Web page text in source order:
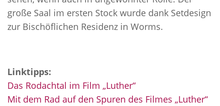
große Saal im ersten Stock wurde dank Setdesign
zur Bischöflichen Residenz in Worms.
Linktipps:
Das Rodachtal im Film „Luther“
Mit dem Rad auf den Spuren des Filmes „Luther“